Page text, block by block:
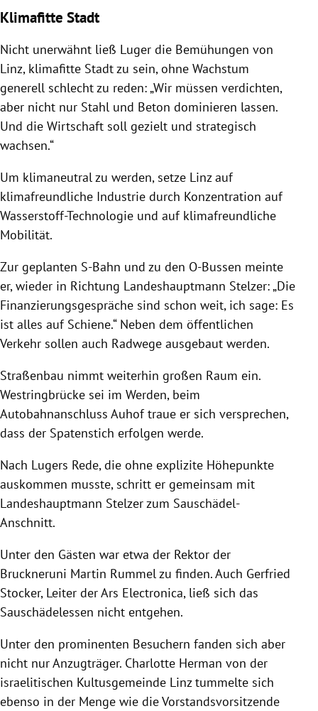
Klimafitte Stadt
Nicht unerwähnt ließ Luger die Bemühungen von
Linz, klimafitte Stadt zu sein, ohne Wachstum
generell schlecht zu reden: „Wir müssen verdichten,
aber nicht nur Stahl und Beton dominieren lassen.
Und die Wirtschaft soll gezielt und strategisch
wachsen.“
Um klimaneutral zu werden, setze Linz auf
klimafreundliche Industrie durch Konzentration auf
Wasserstoff-Technologie und auf klimafreundliche
Mobilität.
Zur geplanten S-Bahn und zu den O-Bussen meinte
er, wieder in Richtung Landeshauptmann Stelzer: „Die
Finanzierungsgespräche sind schon weit, ich sage: Es
ist alles auf Schiene.“ Neben dem öffentlichen
Verkehr sollen auch Radwege ausgebaut werden.
Straßenbau nimmt weiterhin großen Raum ein.
Westringbrücke sei im Werden, beim
Autobahnanschluss Auhof traue er sich versprechen,
dass der Spatenstich erfolgen werde.
Nach Lugers Rede, die ohne explizite Höhepunkte
auskommen musste, schritt er gemeinsam mit
Landeshauptmann Stelzer zum Sauschädel-
Anschnitt.
Unter den Gästen war etwa der Rektor der
Bruckneruni Martin Rummel zu finden. Auch Gerfried
Stocker, Leiter der Ars Electronica, ließ sich das
Sauschädelessen nicht entgehen.
Unter den prominenten Besuchern fanden sich aber
nicht nur Anzugträger. Charlotte Herman von der
israelitischen Kultusgemeinde Linz tummelte sich
ebenso in der Menge wie die Vorstandsvorsitzende